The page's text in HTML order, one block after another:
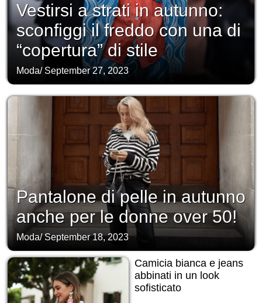
Vestirsi a strati in autunno:
sconfiggi il freddo con una di
“copertura” di stile
Moda/ September 27, 2023
Pantalone di pelle in autunno
anche per le donne over 50!
Moda/September 18, 2023
Camicia bianca e jeans
abbinati in un look
sofisticato